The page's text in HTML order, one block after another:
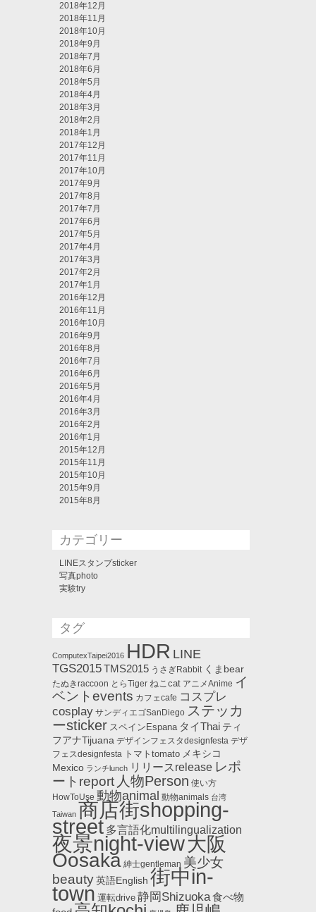
2018年12月
2018年11月
2018年10月
2018年9月
2018年7月
2018年6月
2018年5月
2018年4月
2018年3月
2018年2月
2018年1月
2017年12月
2017年11月
2017年10月
2017年9月
2017年8月
2017年7月
2017年6月
2017年5月
2017年4月
2017年3月
2017年2月
2017年1月
2016年12月
2016年11月
2016年10月
2016年9月
2016年8月
2016年7月
2016年6月
2016年5月
2016年4月
2016年3月
2016年2月
2016年1月
2015年12月
2015年11月
2015年10月
2015年9月
2015年8月
カテゴリー
LINEスタンプsticker
写真photo
実験try
タグ
ComputexTaipei2016 HDR LINE
TGS2015TMS2015 うさぎRabbit くまbear
たぬきraccoon とらTiger ねこcat アニメAnime イ
ベントevents カフェcafe コスプレ
cosplay サンディエゴSanDiego ステッカ
ーsticker スペインEspana タイThai ティ
フアナTijuana デザインフェスタdesignfesta デザ
フェスdesignfesta トマトtomato メキシコ
Mexico ランチlunch リリースrelease レポ
ートreport 人物Person 使い方
HowToUse 動物animal 動物animals 台湾
Taiwan 商店街shopping-
street 多言語化multilingualization
夜景night-view大阪
Oosaka 紳士gentleman 美少女
beauty英語English 街中in-
town 運転drive 静岡Shizuoka食べ物